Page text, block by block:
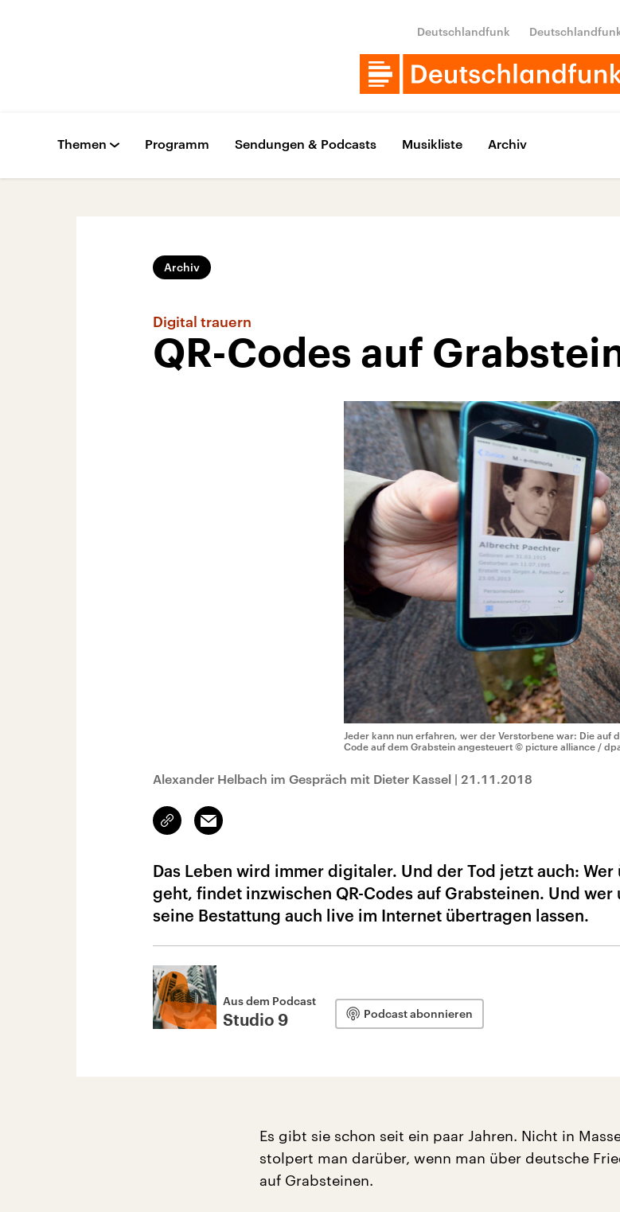
Deutschlandfunk
Themen Programm Sendungen & Podcasts Musikliste Archiv
Archiv
Digital trauern
QR-Codes auf
Jeder kann nun erfahren, wer der Verstorbene war: Die
Code auf dem Grabstein angesteuert © picture alliance /
Alexander Helbach im Gespräch mit Dieter Kassel | 21.11.2018
Link
kopieren/teilen
Email
Das Leben wird immer digitaler. Und der Tod jetzt auch:
geht, findet inzwischen QR-Codes auf Grabsteinen. Und
seine Bestattung auch live im Internet übertragen lassen.
Aus dem Podcast
Studio 9 Podcast abonnieren
Es gibt sie schon seit ein paar Jahren. Nicht in
stolpert man darüber, wenn man über deutsche
auf Grabsteinen.